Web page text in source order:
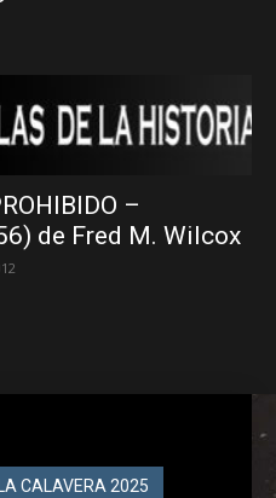
–
de Fred M. Wilcox
CALAVERA 2025